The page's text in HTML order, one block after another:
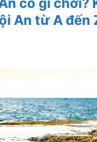
An từ A đến